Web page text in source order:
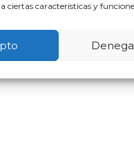
ciertas características y
20 días desde la
puede resultar